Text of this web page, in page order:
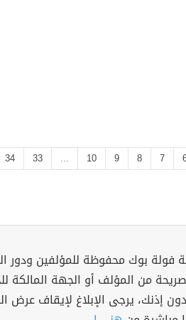
7
8
9
10
...
33
34
فولة بوك محفوظة للمؤلفين ودور
من المؤلف أو الجهة المالكة
إذنك، يرجى الإبلاغ لإيقاف عرض